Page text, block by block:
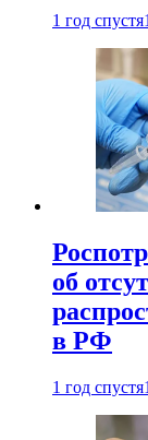
1 год спустя
об
в РФ
1 год спустя